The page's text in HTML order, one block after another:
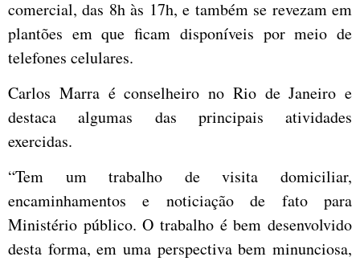
comercial, das 8h às 17h, e também se revezam em
plantões em que ficam disponíveis por meio de
telefones celulares.
Carlos Marra é conselheiro no Rio de Janeiro e
destaca algumas das principais atividades
exercidas.
“Tem um trabalho de visita domiciliar,
encaminhamentos e noticiação de fato para
Ministério público. O trabalho é bem desenvolvido
desta forma, em uma perspectiva bem minunciosa,